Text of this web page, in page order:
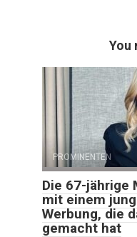
You
PROMINENTEN
Die 67-jährige
mit einem
Werbung, die
gemacht hat